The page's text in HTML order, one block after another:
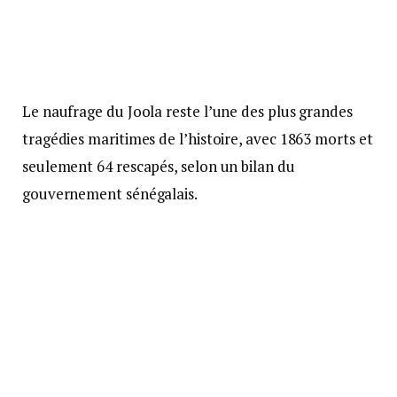
Le naufrage du Joola reste l’une des plus grandes
tragédies maritimes de l’histoire, avec 1863 morts et
seulement 64 rescapés, selon un bilan du
gouvernement sénégalais.